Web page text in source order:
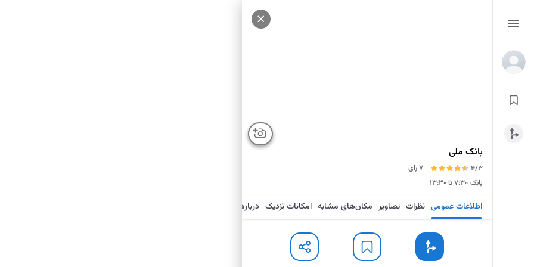
بانک ملی
4/3
7 رای
بانک ۷:۳۰ تا ۱۳:۳۰
اطلاعات عمومی نظرات تصاویر مکان‌های مشابه امکانات نزدیک درباره